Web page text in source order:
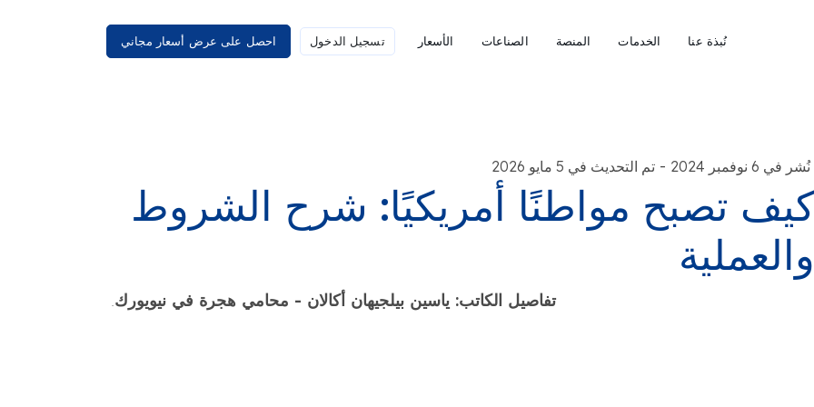
نُبذة عنا الخدمات المنصة الصناعات الأسعار تسجيل الدخول احصل على عرض أسعار مجاني
نُشر في 6 نوفمبر 2024 - تم التحديث في 5 مايو 2026
كيف تصبح مواطنًا أمريكيًا: شرح الشروط
والعملية
تفاصيل الكاتب: ياسين بيلجيهان أكالان - محامي هجرة في نيويورك.